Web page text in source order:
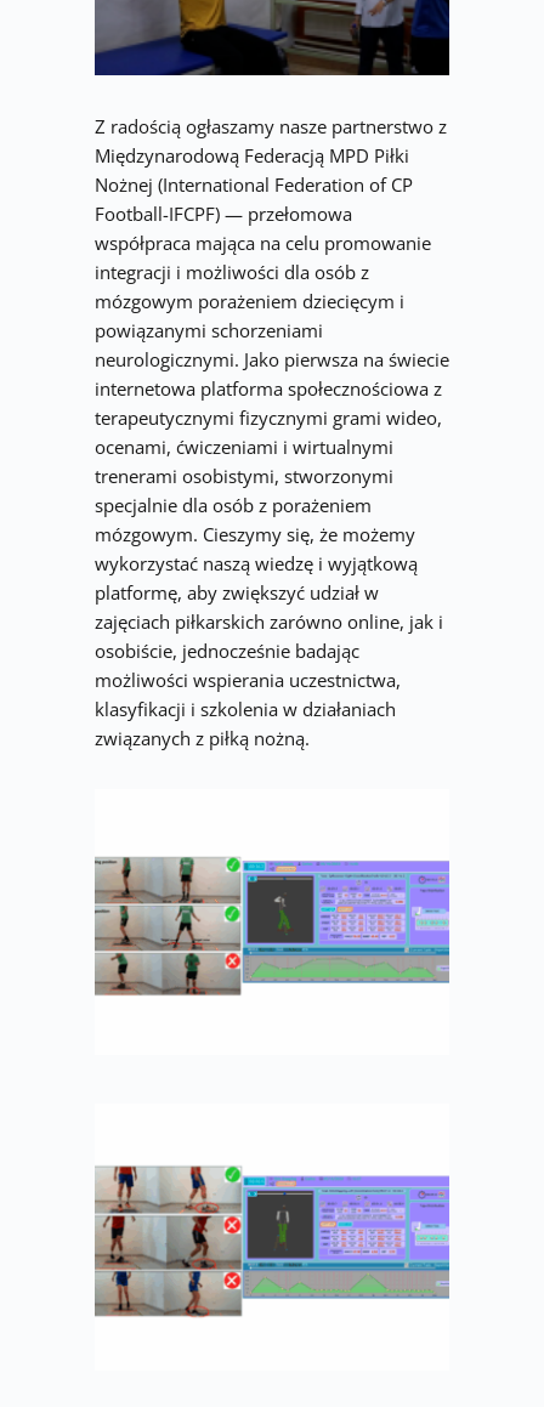
Z radością ogłaszamy nasze partnerstwo z
Międzynarodową Federacją MPD Piłki
Nożnej (International Federation of CP
Football-IFCPF) — przełomowa
współpraca mająca na celu promowanie
integracji i możliwości dla osób z
mózgowym porażeniem dziecięcym i
powiązanymi schorzeniami
neurologicznymi. Jako pierwsza na świecie
internetowa platforma społecznościowa z
terapeutycznymi fizycznymi grami wideo,
ocenami, ćwiczeniami i wirtualnymi
trenerami osobistymi, stworzonymi
specjalnie dla osób z porażeniem
mózgowym. Cieszymy się, że możemy
wykorzystać naszą wiedzę i wyjątkową
platformę, aby zwiększyć udział w
zajęciach piłkarskich zarówno online, jak i
osobiście, jednocześnie badając
możliwości wspierania uczestnictwa,
klasyfikacji i szkolenia w działaniach
związanych z piłką nożną.